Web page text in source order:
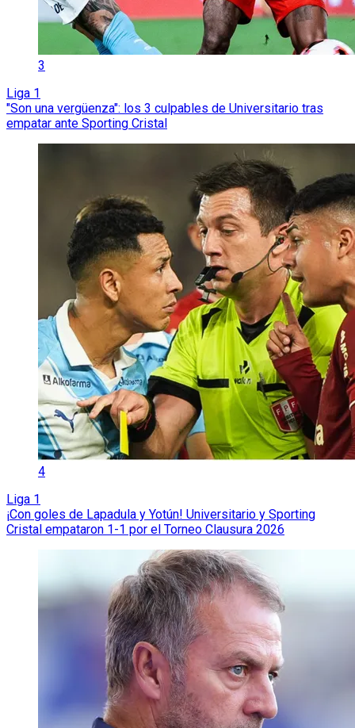
3
Liga 1
"Son una vergüenza": los 3 culpables de Universitario tras
empatar ante Sporting Cristal
4
Liga 1
¡Con goles de Lapadula y Yotún! Universitario y Sporting
Cristal empataron 1-1 por el Torneo Clausura 2026